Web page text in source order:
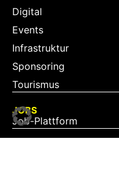
Digital
Events
Infrastruktur
Sponsoring
Tourismus
JOBS
Job-Plattform